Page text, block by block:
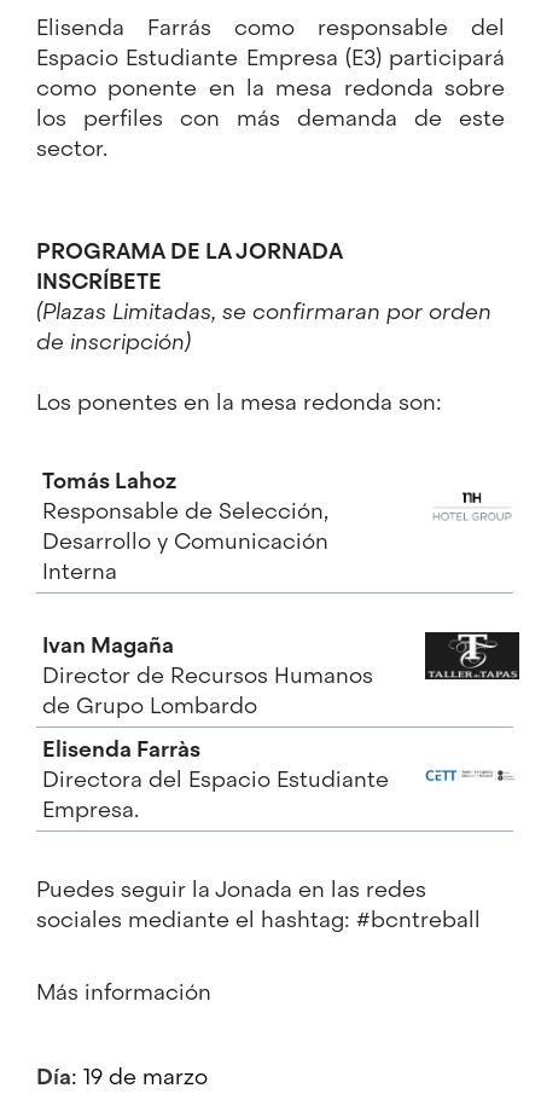
Elisenda Farrás como responsable del
Espacio Estudiante Empresa (E3) participará
como ponente en la mesa redonda sobre
los perfiles con más demanda de este
sector.
PROGRAMA DE LA JORNADA
INSCRÍBETE
(Plazas Limitadas, se confirmaran por orden
de inscripción)
Los ponentes en la mesa redonda son:
Tomás Lahoz
Responsable de Selección,
Desarrollo y Comunicación
Interna
Ivan Magaña
Director de Recursos Humanos
de Grupo Lombardo
Elisenda Farràs
Directora del Espacio Estudiante
Empresa.
Puedes seguir la Jonada en las redes
sociales mediante el hashtag: #bcntreball
Más información
Día: 19 de marzo